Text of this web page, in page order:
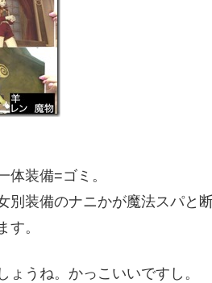
体装備=ゴミ。
別装備のナニかが魔法スパと
す。
うね。かっこいいですし。